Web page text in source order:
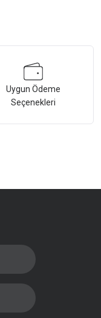
Uygun Ödeme
Seçenekleri